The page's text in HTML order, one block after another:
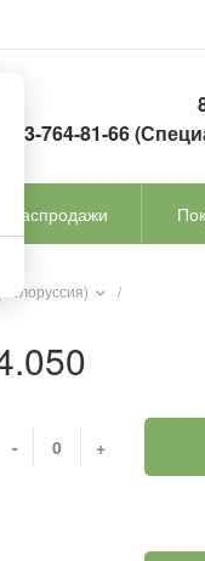
8-963-764-81-66
Распродажи
/
- +